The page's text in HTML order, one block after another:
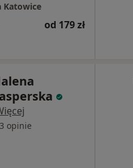
Katowice
od 179 zł
opinie